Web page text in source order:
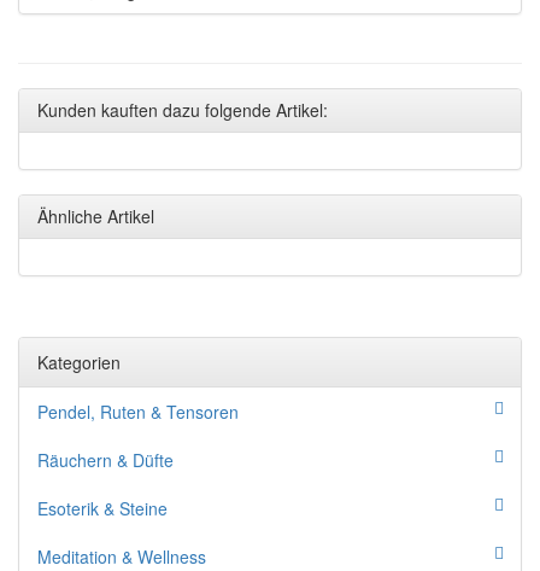
Kunden kauften dazu folgende Artikel:
Ähnliche Artikel
Kategorien
Pendel, Ruten & Tensoren
Räuchern & Düfte
Esoterik & Steine
Meditation & Wellness